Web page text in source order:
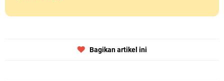
Bagikan artikel ini